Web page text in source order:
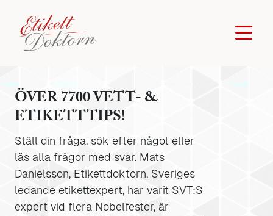
ÖVER 7700 VETT- &
ETIKETTTIPS!
Ställ din fråga, sök efter något eller
läs alla frågor med svar. Mats
Danielsson, Etikettdoktorn, Sveriges
ledande etikettexpert, har varit SVT:S
expert vid flera Nobelfester, är